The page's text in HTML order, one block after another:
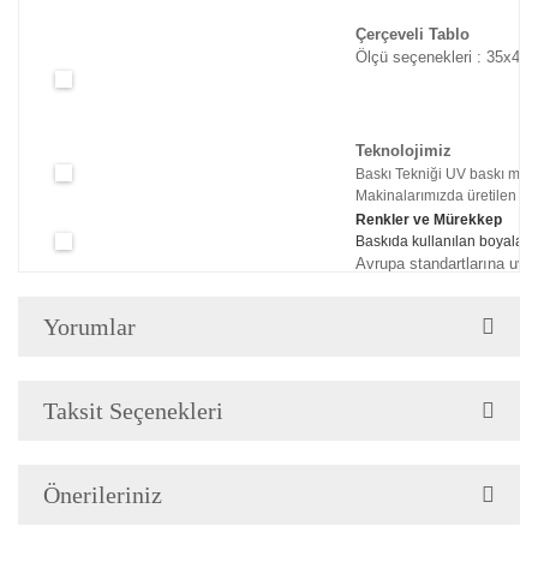
Çerçeveli Tablo
Ölçü seçenekleri :
Teknolojimiz
Baskı Tekniği UV baskı
Makinalarımızda üretilen
Renkler ve Mürekkep
Baskıda kullanılan
Avrupa standartlarına
Çerçeveli Tablolarınız
Yorumlar
Taksit Seçenekleri
Önerileriniz